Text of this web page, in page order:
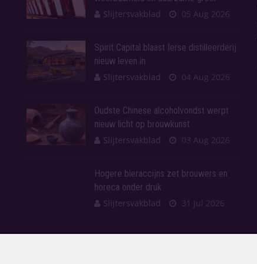
Slijtersvakblad
05 Aug 2026
Spirit Capital blaast Ierse distilleerderij
nieuw leven in
Slijtersvakblad
04 Aug 2026
Oudste Chinese alcoholvondst werpt
nieuw licht op brouwkunst
Slijtersvakblad
03 Aug 2026
Hogere bieraccijns zet brouwers en
horeca onder druk
Slijtersvakblad
31 Jul 2026